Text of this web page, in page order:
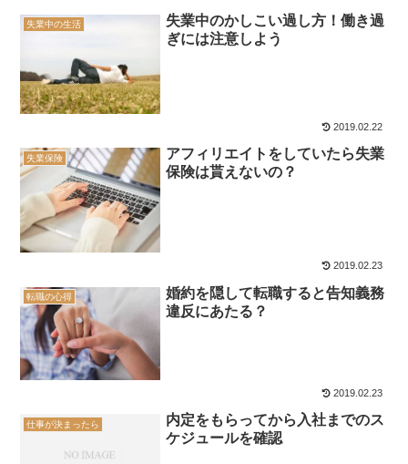
失業中の生活
失業中のかしこい過し方！働き過
ぎには注意しよう
2019.02.22
失業保険
アフィリエイトをしていたら失業
保険は貰えないの？
2019.02.23
転職の心得
婚約を隠して転職すると告知義務
違反にあたる？
2019.02.23
仕事が決まったら
内定をもらってから入社までのス
ケジュールを確認